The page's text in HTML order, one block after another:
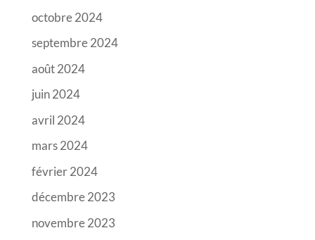
octobre 2024
septembre 2024
août 2024
juin 2024
avril 2024
mars 2024
février 2024
décembre 2023
novembre 2023